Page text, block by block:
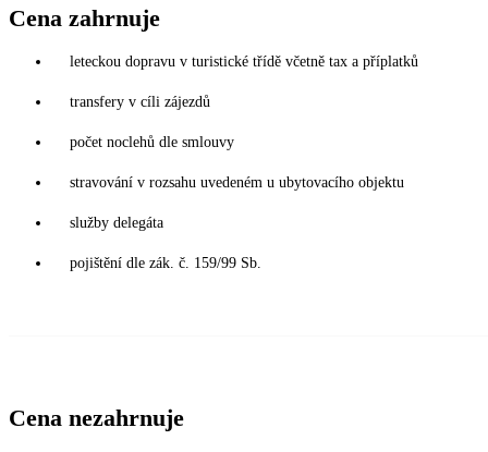
Cena zahrnuje
leteckou dopravu v turistické třídě včetně tax a příplatků
transfery v cíli zájezdů
počet noclehů dle smlouvy
stravování v rozsahu uvedeném u ubytovacího objektu
služby delegáta
pojištění dle zák. č. 159/99 Sb.
Cena nezahrnuje